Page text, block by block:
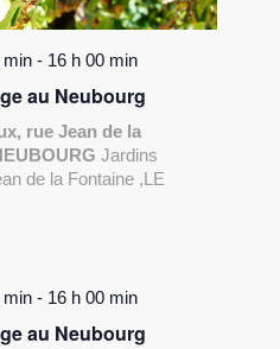
min - 16 h 00 min
au Neubourg
rue Jean de la
Jardins
de la Fontaine ,LE
min - 16 h 00 min
au Neubourg